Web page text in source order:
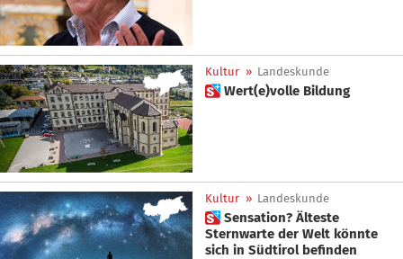
Kultur » Landeskunde
 Wert(e)volle Bildung
Kultur » Landeskunde
 Sensation? Älteste
Sternwarte der Welt könnte
sich in Südtirol befinden